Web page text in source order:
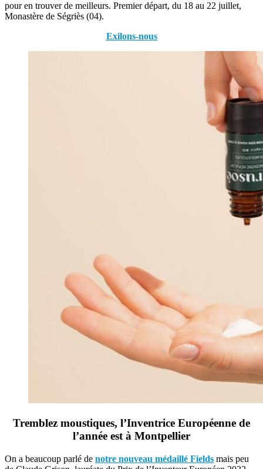
pour en trouver de meilleurs. Premier départ, du 18 au 22 juillet,
Monastère de Ségriès (04).
Exilons-nous
Tremblez moustiques, l’Inventrice Européenne de
l’année est à Montpellier
On a beaucoup parlé de notre nouveau médaillé Fields mais peu